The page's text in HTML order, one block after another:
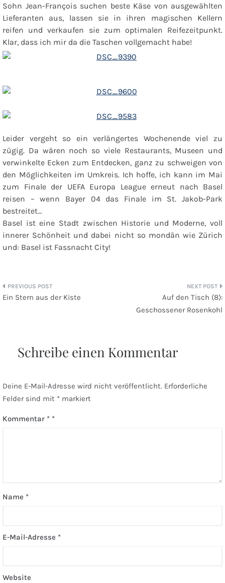
Sohn Jean-François suchen beste Käse von ausgewählten
Lieferanten aus, lassen sie in ihren magischen Kellern
reifen und verkaufen sie zum optimalen Reifezeitpunkt.
Klar, dass ich mir da die Taschen vollgemacht habe!
Leider vergeht so ein verlängertes Wochenende viel zu
zügig. Da wären noch so viele Restaurants, Museen und
verwinkelte Ecken zum Entdecken, ganz zu schweigen von
den Möglichkeiten im Umkreis. Ich hoffe, ich kann im Mai
zum Finale der UEFA Europa League erneut nach Basel
reisen – wenn Bayer 04 das Finale im St. Jakob-Park
bestreitet…
Basel ist eine Stadt zwischen Historie und Moderne, voll
innerer Schönheit und dabei nicht so mondän wie Zürich
und: Basel ist Fassnacht City!
Beitragsnavigation
Ein Stern aus der Kiste
Auf den Tisch (8):
Geschossener Rosenkohl
Schreibe einen Kommentar
Deine E-Mail-Adresse wird nicht veröffentlicht. Erforderliche
Felder sind mit * markiert
Kommentar *
Name *
E-Mail-Adresse *
Website